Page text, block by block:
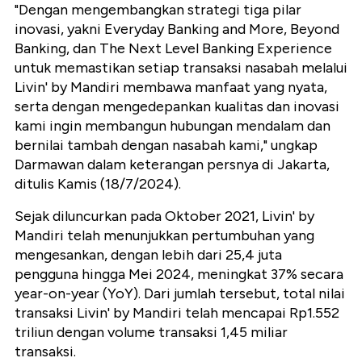
"Dengan mengembangkan strategi tiga pilar
inovasi, yakni Everyday Banking and More, Beyond
Banking, dan The Next Level Banking Experience
untuk memastikan setiap transaksi nasabah melalui
Livin' by Mandiri membawa manfaat yang nyata,
serta dengan mengedepankan kualitas dan inovasi
kami ingin membangun hubungan mendalam dan
bernilai tambah dengan nasabah kami," ungkap
Darmawan dalam keterangan persnya di Jakarta,
ditulis Kamis (18/7/2024).
Sejak diluncurkan pada Oktober 2021, Livin' by
Mandiri telah menunjukkan pertumbuhan yang
mengesankan, dengan lebih dari 25,4 juta
pengguna hingga Mei 2024, meningkat 37% secara
year-on-year (YoY). Dari jumlah tersebut, total nilai
transaksi Livin' by Mandiri telah mencapai Rp1.552
triliun dengan volume transaksi 1,45 miliar
transaksi.